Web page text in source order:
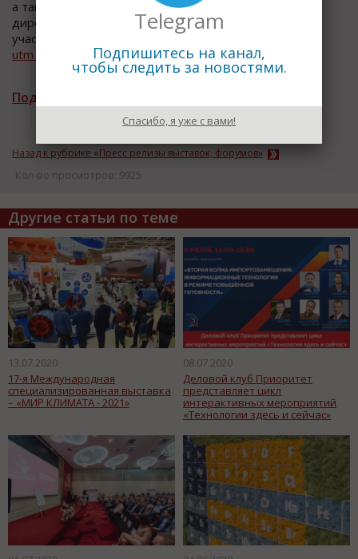
а также коммерческим, операционным и финансовым
директорам. Узнать подробнее и оставить заявку на
участие можно на сайте:
http://demoday.croc.ru/?
utm_source=public
Подписаться на рассылку новостей
Назад к рубрике «Пресс релизы выставок, форумов»
Кол-во просмотров: 9925
Другие статьи по теме
13.07.2020
17-я Международная
специализированная выставка
– «МИР КЛИМАТА - 2021»
08.07.2020
Деловой клуб Приоритет
представляет цикл
интерактивных мероприятий
«Технологии здесь и сейчас»
Telegram
Подпишитесь на канал,
чтобы следить за новостями.
Спасибо, я уже с вами!